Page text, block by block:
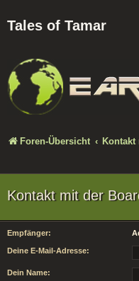
Tales of Tamar
Foren-Übersicht
Kontakt mit der
Empfänger:
Deine E-Mail-Adresse:
Dein Name: